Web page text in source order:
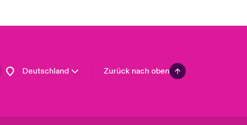
Deutschland Zurück nach oben